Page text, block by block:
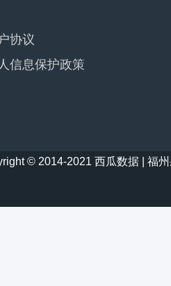
协议
信息保护政策
© 2014-2021 西瓜数据 | 福